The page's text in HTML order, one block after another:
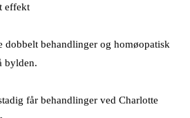
effekt
dobbelt behandlinger og homøopatisk
bylden.
får behandlinger ved Charlotte